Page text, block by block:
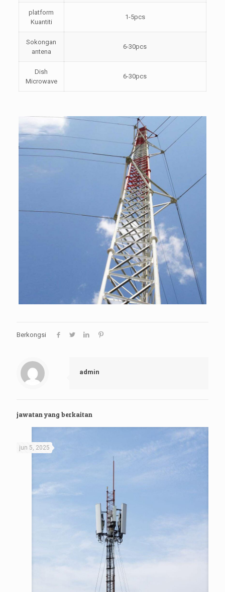
platform
Kuantiti
1-5pcs
Sokongan
antena
6-30pcs
Dish
Microwave
6-30pcs
Berkongsi
admin
jawatan yang berkaitan
jun 5, 2025